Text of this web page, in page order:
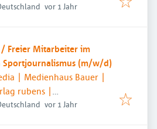
Veröffentlicht
vor 1 Jahr
/ Freier Mitarbeiter im
Sportjournalismus (m/w/d)
|
Veröffentlicht
vor 1 Jahr